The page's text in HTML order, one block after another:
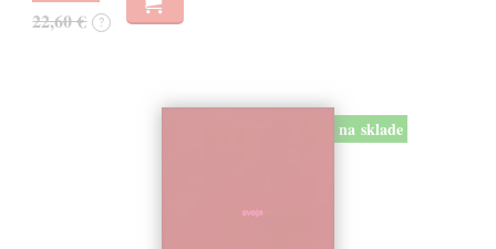
22,60 € ?
na sklade